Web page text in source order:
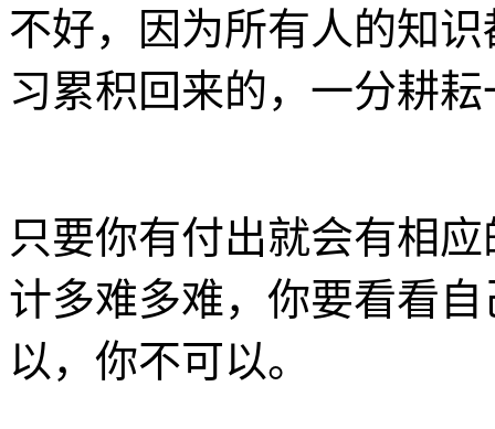
不好，因为所有人的知
习累积回来的，一分耕
只要你有付出就会有相
计多难多难，你要看看
以，你不可以。